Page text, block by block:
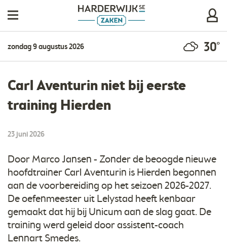
zondag 9 augustus 2026 30°
Carl Aventurin niet bij eerste
training Hierden
23 juni 2026
Door Marco Jansen - Zonder de beoogde nieuwe
hoofdtrainer Carl Aventurin is Hierden begonnen
aan de voorbereiding op het seizoen 2026-2027.
De oefenmeester uit Lelystad heeft kenbaar
gemaakt dat hij bij Unicum aan de slag gaat. De
training werd geleid door assistent-coach
Lennart Smedes.